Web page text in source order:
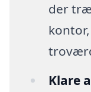
der
Klare